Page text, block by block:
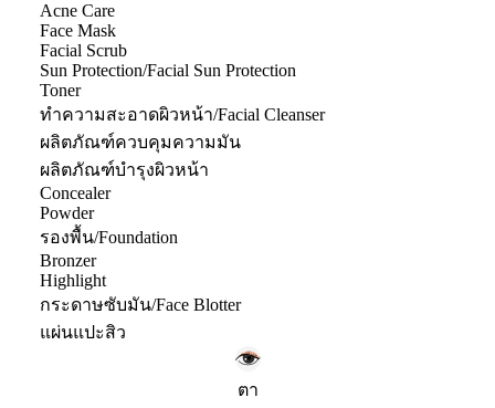
Acne Care
Face Mask
Facial Scrub
Sun Protection/Facial Sun Protection
Toner
ทำความสะอาดผิวหน้า/Facial Cleanser
ผลิตภัณฑ์ควบคุมความมัน
ผลิตภัณฑ์บำรุงผิวหน้า
Concealer
Powder
รองพื้น/Foundation
Bronzer
Highlight
กระดาษซับมัน/Face Blotter
แผ่นแปะสิว
ตา